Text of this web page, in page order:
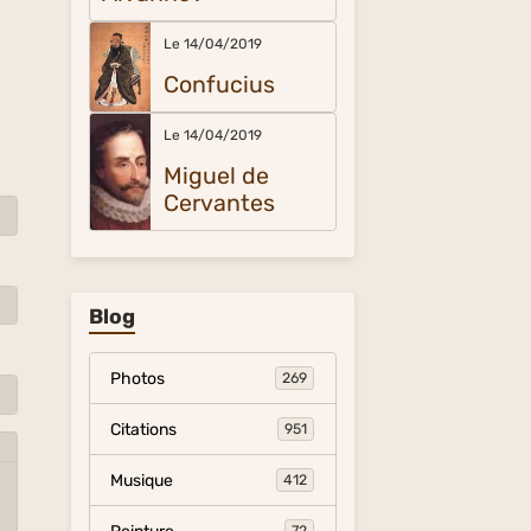
Le 14/04/2019
Confucius
Le 14/04/2019
Miguel de
Cervantes
Blog
Photos 269
Citations 951
Musique 412